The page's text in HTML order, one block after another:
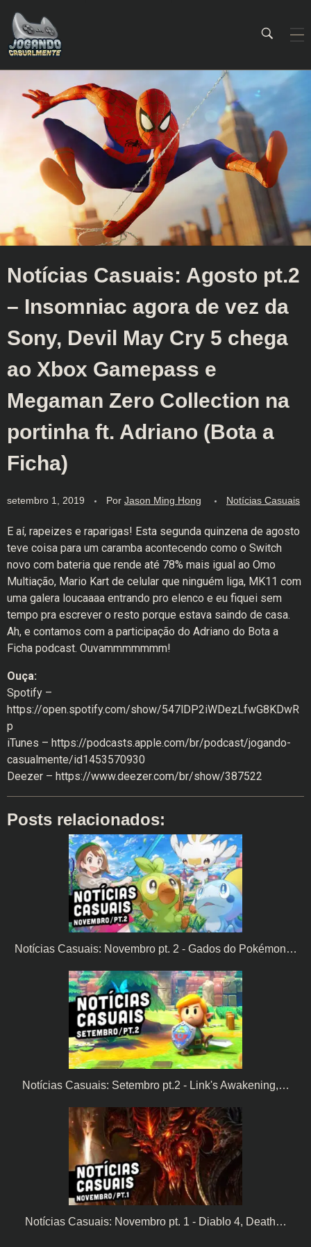
Jogando Casualmente
Notícias Casuais: Agosto pt.2
– Insomniac agora de vez da
Sony, Devil May Cry 5 chega
ao Xbox Gamepass e
Megaman Zero Collection na
portinha ft. Adriano (Bota a
Ficha)
setembro 1, 2019 Por Jason Ming Hong Notícias Casuais
E aí, rapeizes e raparigas! Esta segunda quinzena de agosto
teve coisa para um caramba acontecendo como o Switch
novo com bateria que rende até 78% mais igual ao Omo
Multiação, Mario Kart de celular que ninguém liga, MK11 com
uma galera loucaaaa entrando pro elenco e eu fiquei sem
tempo pra escrever o resto porque estava saindo de casa.
Ah, e contamos com a participação do Adriano do Bota a
Ficha podcast. Ouvammmmmmm!
Ouça:
Spotify –
https://open.spotify.com/show/547lDP2iWDezLfwG8KDwR
p
iTunes – https://podcasts.apple.com/br/podcast/jogando-
casualmente/id1453570930
Deezer – https://www.deezer.com/br/show/387522
Posts relacionados:
Notícias Casuais: Novembro pt. 2 - Gados do Pokémon…
Notícias Casuais: Setembro pt.2 - Link's Awakening,…
Notícias Casuais: Novembro pt. 1 - Diablo 4, Death…